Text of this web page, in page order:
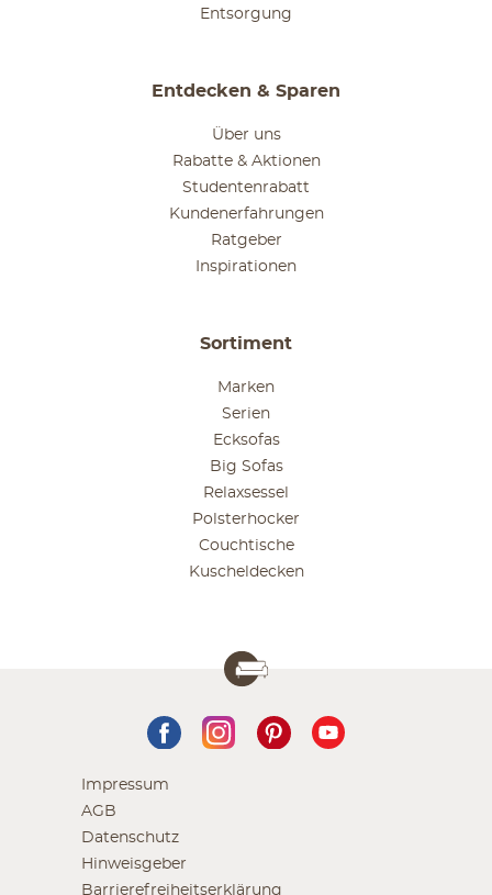
Entsorgung
Entdecken & Sparen
Über uns
Rabatte & Aktionen
Studentenrabatt
Kundenerfahrungen
Ratgeber
Inspirationen
Sortiment
Marken
Serien
Ecksofas
Big Sofas
Relaxsessel
Polsterhocker
Couchtische
Kuscheldecken
Impressum
AGB
Datenschutz
Hinweisgeber
Barrierefreiheitserklärung